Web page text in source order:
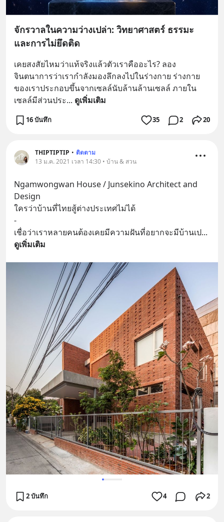
จักรวาลในความว่างเปล่า: วิทยาศาสตร์ ธรรมะ
และการไม่ยึดติด
เคยสงสัยไหมว่าแท้จริงแล้วตัวเราคืออะไร? ลอง
จินตนาการว่าเรากำลังมองลึกลงไปในร่างกาย ร่างกาย
ของเราประกอบขึ้นจากเซลล์นับล้านล้านเซลล์ ภายใน
เซลล์มีส่วนประ... ดูเพิ่มเติม
16 บันทึก 35 2 20
THIPTIPTIP • ติดตาม
13 ม.ค. 2021 เวลา 14:30 • บ้าน & สวน
Ngamwongwan House / Junsekino Architect and
Design
ใครว่าบ้านที่ไทยสู้ต่างประเทศไม่ได้
-
เชื่อว่าเราหลายคนต้องเคยมีความฝันที่อยากจะมีบ้านเป...
ดูเพิ่มเติม
2 บันทึก 4 2